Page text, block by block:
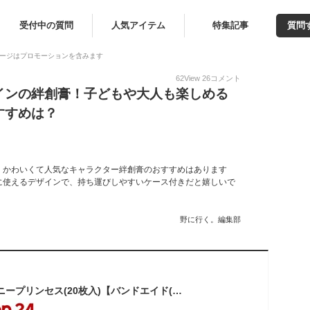
受付中の質問 人気アイテム 特集記事 質問
ジはプロモーションを含みます
62View 26コメント
の絆創膏！子どもや大人も楽しめる
めは？
わいくて人気なキャラクター絆創膏のおすすめはあります
えるデザインで、持ち運びしやすいケース付きだと嬉しいで
野に行く。編集部
バンドエイド ディズニープリンセス(20枚入)【バンドエイド(BAND-AID)】[絆創膏 ばんそうこう キャラクター 防水 救急箱 防災]